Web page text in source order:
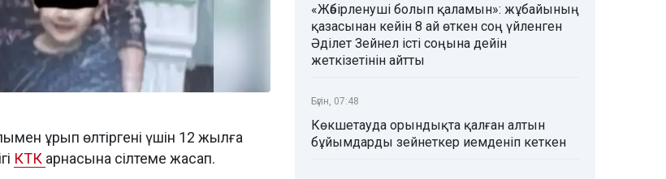
ұрып өлтіргені үшін 12 жылға
КТК арнасына сілтеме жасап.
«Жәбірленуші болып қаламын»: жұбайының
қазасынан кейін 8 ай өткен соң үйленген
Әділет Зейнел істі соңына дейін
жеткізетінін айтты
Бүгін, 07:48
Көкшетауда орындықта қалған алтын
бұйымдарды зейнеткер иемденіп кеткен